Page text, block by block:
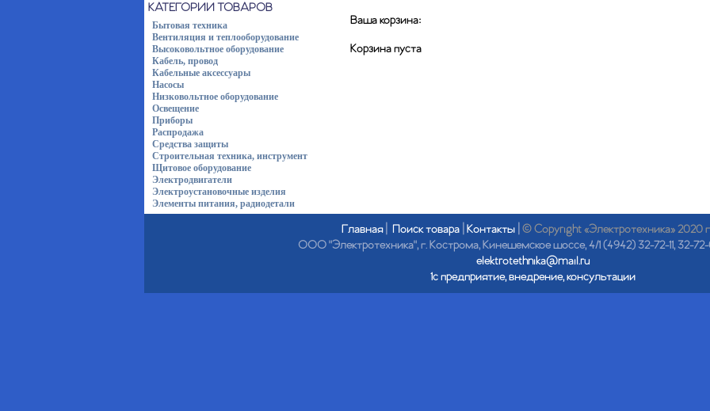
КАТЕГОРИИ ТОВАРОВ
Бытовая техника
Вентиляция и теплооборудование
Высоковольтное оборудование
Кабель, провод
Кабельные аксессуары
Насосы
Низковольтное оборудование
Освещение
Приборы
Распродажа
Средства защиты
Строительная техника, инструмент
Щитовое оборудование
Электродвигатели
Электроустановочные изделия
Элементы питания, радиодетали
Ваша корзина:
Корзина пуста
Главная| Поиск товара Контакты © Copyright «Электротехника» 2020
ООО "Электротехника", г. Кострома, Кинешемское шоссе, 4/1 (4942) 32-72-11, 32-
elektrotethnika@mail.ru
1с предприятие, внедрение, консультации